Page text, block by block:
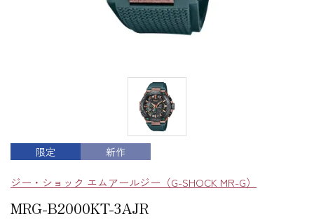
限定 新作
ジー・ショック エムアールジー（G-SHOCK MR-G）
MRG-B2000KT-3AJR